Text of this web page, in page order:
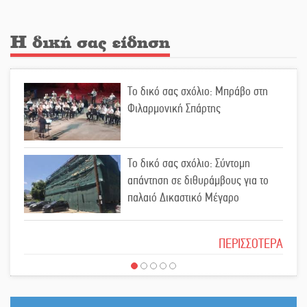
29χρονης Ελένης σε τροχαίο
απολογισμού στο Παναρκαδικό από
τον Κυρ. Διαμαντάκο
Μια «χρυσή» ελαιοκομική
προοπτική για τη Λακωνία
Εκδηλώσεις του ΚΚΕ Λακωνίας για
Η δική σας είδηση
Το δικό σας σχόλιο: Μπράβο στη
Φιλαρμονική Σπάρτης
Το δικό σας σχόλιο: Σύντομη
απάντηση σε διθυράμβους για το
παλαιό Δικαστικό Μέγαρο
Το δικό σας σχόλιο: Ιερή απόφαση
ΠΕΡΙΣΣΟΤΕΡΑ